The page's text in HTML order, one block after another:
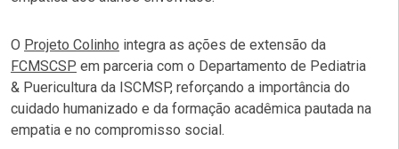
O Projeto Colinho integra as ações de extensão da
FCMSCSP em parceria com o Departamento de Pediatria
& Puericultura da ISCMSP, reforçando a importância do
cuidado humanizado e da formação acadêmica pautada na
empatia e no compromisso social.